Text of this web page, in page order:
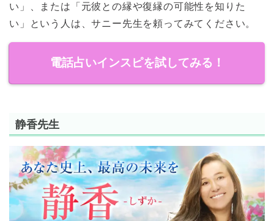
い」、または「元彼との縁や復縁の可能性を知りた
い」という人は、サニー先生を頼ってみてください。
電話占いインスピを試してみる！
静香先生